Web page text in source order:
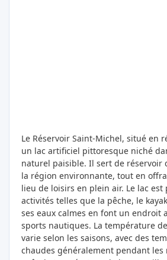
Le Réservoir Saint-Michel, situé en
un lac artificiel pittoresque niché
naturel paisible. Il sert de réservoir
la région environnante, tout en
lieu de loisirs en plein air. Le lac est
activités telles que la pêche, le
ses eaux calmes en font un endroit
sports nautiques. La température
varie selon les saisons, avec des
chaudes généralement pendant les